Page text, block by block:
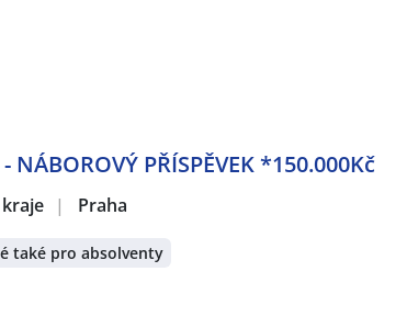
NÁBOROVÝ PŘÍSPĚVEK *150.000Kč
| Praha
také pro absolventy